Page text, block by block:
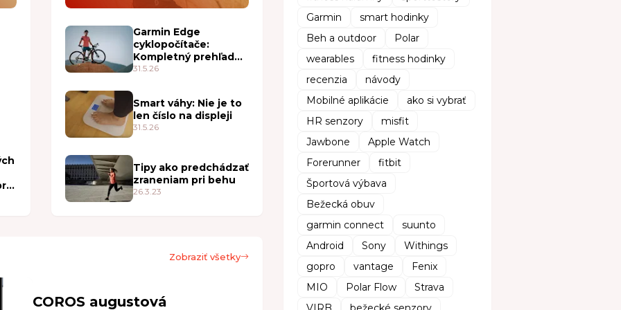
Garmin Edge
cyklopočítače:
Kompletný prehľad
2026
31.5.26
Smart váhy: Nie je to
len číslo na displeji
31.5.26
Tipy ako predchádzať
zraneniam pri behu
26.3.23
Zobraziť všetky
COROS augustová
Garmin
smart hodinky
Beh a outdoor
Polar
wearables
fitness hodinky
recenzia
návody
Mobilné aplikácie
ako si vybrať
HR senzory
misfit
Jawbone
Apple Watch
Forerunner
fitbit
Športová výbava
Bežecká obuv
garmin connect
suunto
Android
Sony
Withings
gopro
vantage
Fenix
MIO
Polar Flow
Strava